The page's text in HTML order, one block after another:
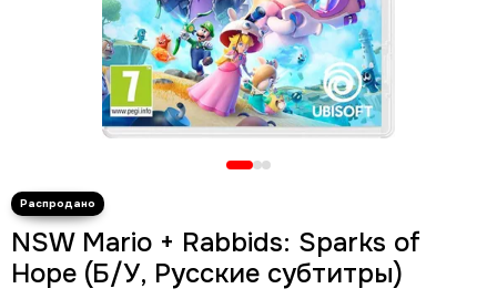
NSW Mario + Rabbids: Sparks of
Hope (Б/У, Русские субтитры)